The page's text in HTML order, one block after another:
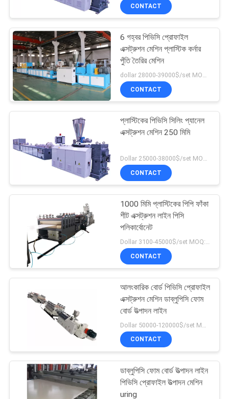
ম্যাপ
PRIVACY
POLICY
প্লাস্টিক ওয়াশিং
পুনর্ব্যবহারযোগ্য মেশিন
প্লাস্টিক পেলিটাইজিং
রিসাইক্লিং মেশিন
26
প্লাস্টিক পেষণকারী মেশিন
8
প্লাস্টিকের শ্যাডার মেশিন
CONTACT
6 গহ্বর পিভিসি প্রোফাইল
এক্সট্রুশন মেশিন প্লাস্টিক কর্নার
পুঁতি তৈরির মেশিন
dollar 28000-39000$/set MOQ:1 সেট
CONTACT
প্লাস্টিকের পিভিসি সিলিং প্যানেল
এক্সট্রুশন মেশিন 250 মিমি
CONTACT
1000 মিমি প্লাস্টিকের পিপি ফাঁকা
শীট এক্সট্রুশন লাইন পিসি
পলিকার্বোনেট
CONTACT
আলংকারিক বোর্ড পিভিসি প্রোফাইল
এক্সট্রুশন মেশিন ডাব্লুপিসি ফোম
বোর্ড উত্পাদন লাইন
CONTACT
ডাব্লুপিসি ফোম বোর্ড উত্পাদন লাইন
পিভিসি প্রোফাইল উত্পাদন মেশিন
uring